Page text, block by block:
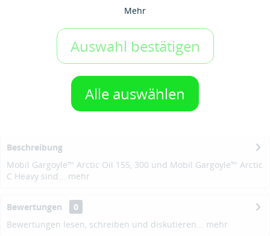
Mehr
Auswahl bestätigen
Alle auswählen
20 ltr-Kanister
1 Gebinde IN DEN WARENKORB
Auf den Merkzettel
Beschreibung
Mobil Gargoyle™ Arctic Oil 155, 300 und Mobil Gargoyle™ Arctic
C Heavy sind... mehr
Bewertungen
0
Bewertungen lesen, schreiben und diskutieren... mehr